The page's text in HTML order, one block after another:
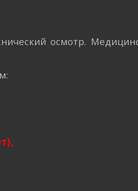
осмотр.